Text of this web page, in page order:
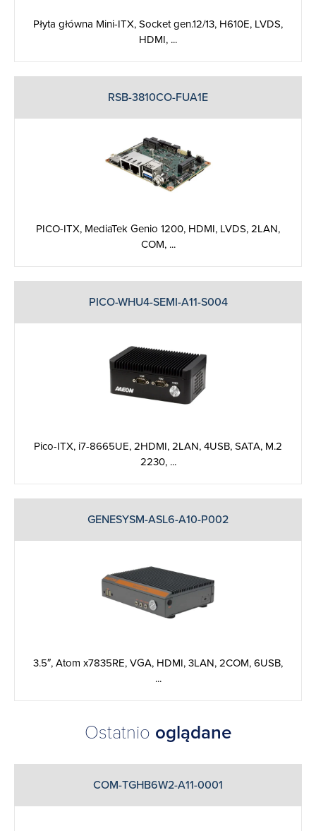
Płyta główna Mini-ITX, Socket gen.12/13, H610E, LVDS,
HDMI, ...
RSB-3810CO-FUA1E
PICO-ITX, MediaTek Genio 1200, HDMI, LVDS, 2LAN,
COM, ...
PICO-WHU4-SEMI-A11-S004
Pico-ITX, i7-8665UE, 2HDMI, 2LAN, 4USB, SATA, M.2
2230, ...
GENESYSM-ASL6-A10-P002
3.5″, Atom x7835RE, VGA, HDMI, 3LAN, 2COM, 6USB,
...
Ostatnio oglądane
COM-TGHB6W2-A11-0001